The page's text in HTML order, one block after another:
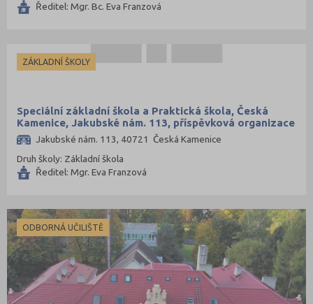
Ředitel: Mgr. Bc. Eva Franzová
ZÁKLADNÍ ŠKOLY
Speciální základní škola a Praktická škola, Česká
Kamenice, Jakubské nám. 113, příspěvková organizace
Jakubské nám. 113, 40721 Česká Kamenice
Druh školy: Základní škola
Ředitel: Mgr. Eva Franzová
ODBORNÁ UČILIŠTĚ